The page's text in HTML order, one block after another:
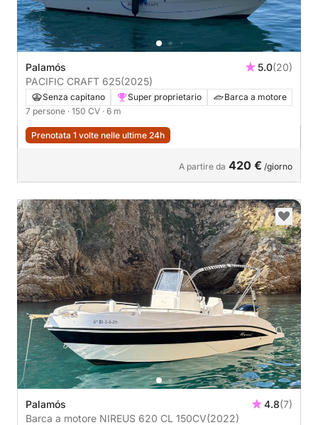
Palamós 5.0(20)
PACIFIC CRAFT 625(2025)
Senza capitano Super proprietario
Barca a motore
7 persone · 150 CV · 6 m
Prenotata 1 volte nelle ultime 24h
A partire da 420 € /giorno
Palamós 4.8(7)
Barca a motore NIREUS 620 CL 150CV(2022)